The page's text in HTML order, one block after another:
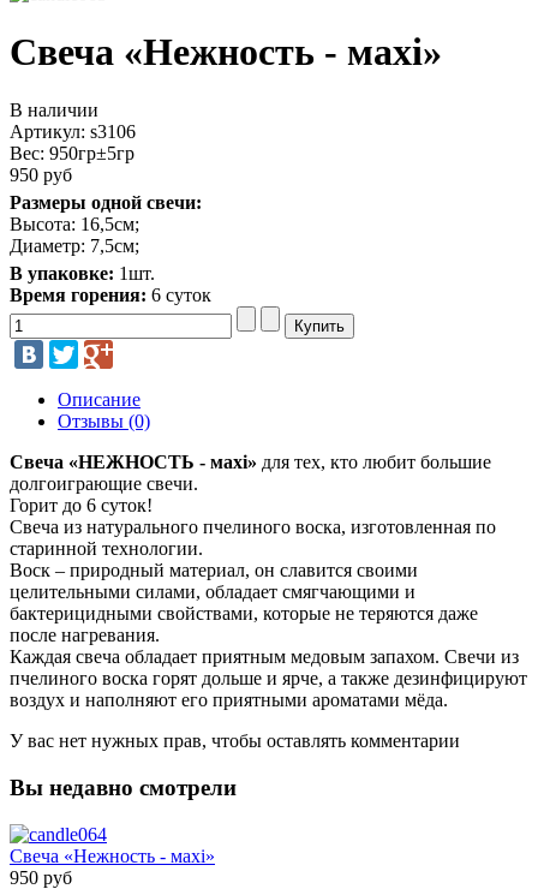
Свеча «Нежность - махi»
В наличии
Артикул: s3106
Вес: 950гр±5гр
950 руб
Размеры одной свечи:
Высота: 16,5см;
Диаметр: 7,5см;
В упаковке: 1шт.
Время горения: 6 суток
Описание
Отзывы (0)
Свеча «НЕЖНОСТЬ - махi» для тех, кто любит большие
долгоиграющие свечи.
Горит до 6 суток!
Свеча из натурального пчелиного воска, изготовленная по
старинной технологии.
Воск – природный материал, он славится своими
целительными силами, обладает смягчающими и
бактерицидными свойствами, которые не теряются даже
после нагревания.
Каждая свеча обладает приятным медовым запахом. Свечи из
пчелиного воска горят дольше и ярче, а также дезинфицируют
воздух и наполняют его приятными ароматами мёда.
У вас нет нужных прав, чтобы оставлять комментарии
Вы недавно смотрели
Свеча «Нежность - махi»
950 руб